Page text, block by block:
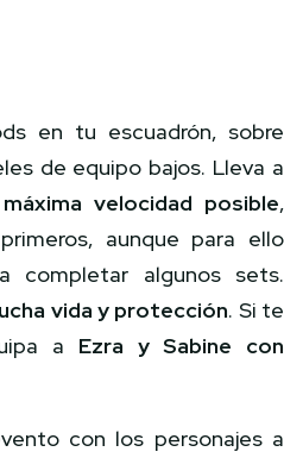
en tu escuadrón, sobre
de equipo bajos. Lleva a
velocidad posible,
aunque para ello
completar algunos sets.
vida y protección. Si te
a Ezra y Sabine con
con los personajes a